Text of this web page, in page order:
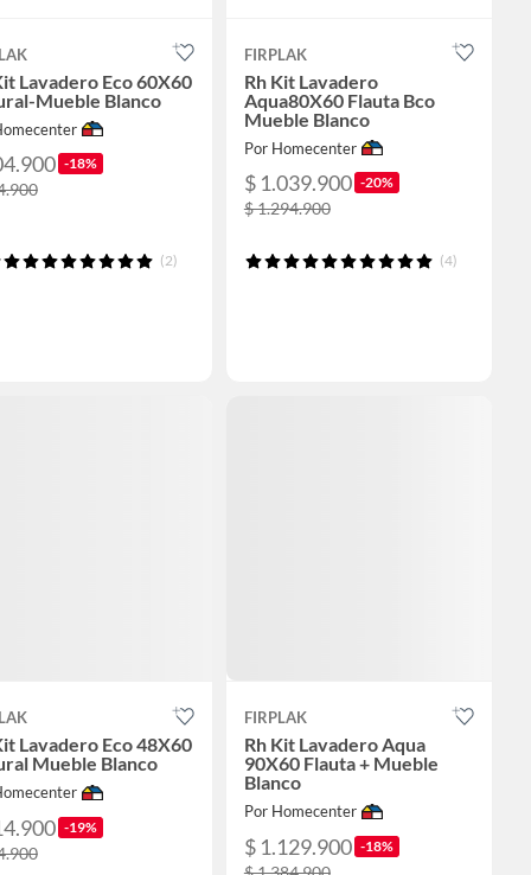
Lavadero Eco 60X60
Mueble Blanco
-18%
(2)
FIRPLAK
Rh Kit Lavadero
Aqua80X60 Flauta Bco
Mueble Blanco
Por Homecenter
$ 1.039.900 -20%
$ 1.294.900
(4)
Lavadero Eco 48X60
Mueble Blanco
-19%
FIRPLAK
Rh Kit Lavadero Aqua
90X60 Flauta + Mueble
Blanco
Por Homecenter
$ 1.129.900 -18%